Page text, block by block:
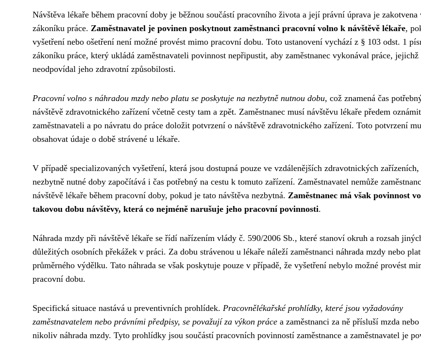
Návštěva lékaře během pracovní doby je běžnou součástí pracovního života a její právní úprava je zakotvena
zákoníku práce. Zaměstnavatel je povinen poskytnout zaměstnanci pracovní volno k návštěvě lékaře,
vyšetření nebo ošetření není možné provést mimo pracovní dobu. Toto ustanovení vychází z § 103 odst. 1
zákoníku práce, který ukládá zaměstnavateli povinnost nepřipustit, aby zaměstnanec vykonával práce,
neodpovídal jeho zdravotní způsobilosti.
Pracovní volno s náhradou mzdy nebo platu se poskytuje na nezbytně nutnou dobu, což znamená čas
návštěvě zdravotnického zařízení včetně cesty tam a zpět. Zaměstnanec musí návštěvu lékaře předem oznámit
zaměstnavateli a po návratu do práce doložit potvrzení o návštěvě zdravotnického zařízení. Toto potvrzení
obsahovat údaje o době strávené u lékaře.
V případě specializovaných vyšetření, která jsou dostupná pouze ve vzdálenějších zdravotnických zařízeních,
nezbytně nutné doby započítává i čas potřebný na cestu k tomuto zařízení. Zaměstnavatel nemůže
návštěvě lékaře během pracovní doby, pokud je tato návštěva nezbytná. Zaměstnanec má však povinnost
takovou dobu návštěvy, která co nejméně narušuje jeho pracovní povinnosti.
Náhrada mzdy při návštěvě lékaře se řídí nařízením vlády č. 590/2006 Sb., které stanoví okruh a rozsah
důležitých osobních překážek v práci. Za dobu strávenou u lékaře náleží zaměstnanci náhrada mzdy nebo
průměrného výdělku. Tato náhrada se však poskytuje pouze v případě, že vyšetření nebylo možné provést
pracovní dobu.
Specifická situace nastává u preventivních prohlídek. Pracovnělékařské prohlídky, které jsou vyžadovány
zaměstnavatelem nebo právními předpisy, se považují za výkon práce a zaměstnanci za ně přísluší mzda nebo
nikoliv náhrada mzdy. Tyto prohlídky jsou součástí pracovních povinností zaměstnance a zaměstnavatel je